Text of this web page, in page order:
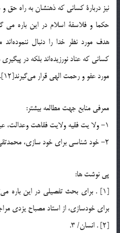
نيز دربارة‌ كساني كه ذهنشان به راه
حكما و فلاسفة اسلام در اين باره مي
هدف مورد نظر خدا را دنبال
كساني كه عناد نورزيده‌اند بلكه در
مورد عفو و رحمت الهي قرار مي‌گيرند[12].
معرفي منابع جهت مطالعه بیشتر:
1- ولا یت فقیه ولایت فقاهت وعدالت، عبد الله جوادی آملی.
2- خود شناسی برای خود سازی، محمدتقی مصباح.
پي نوشت ها:
[1] . براي بحث تفصيلي در اين باره
براي خودسازي، از استاد مصباح يزدي
[2] . انسان/ 3.